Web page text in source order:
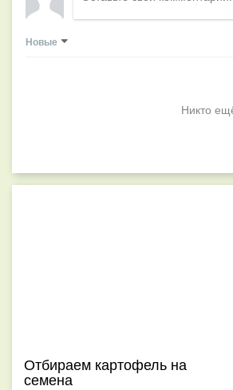
Новые
Никто
Отбираем картофель на
семена